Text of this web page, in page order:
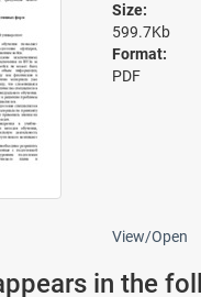
Size:
599.7Kb
Format:
PDF
View/Open
in the